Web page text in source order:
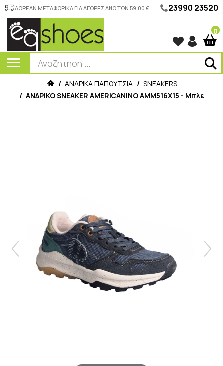
ΔΩΡΕΑΝ ΜΕΤΑΦΟΡΙΚΑ ΓΙΑ ΑΓΟΡΕΣ ΑΝΩ ΤΩΝ 59,00 € 23990 23520
0
/ ΑΝΔΡΙΚΑ ΠΑΠΟΥΤΣΙΑ / SNEAKERS
/ ΑΝΔΡΙΚΟ SNEAKER AMERICANINO AMM516X15 - Μπλε